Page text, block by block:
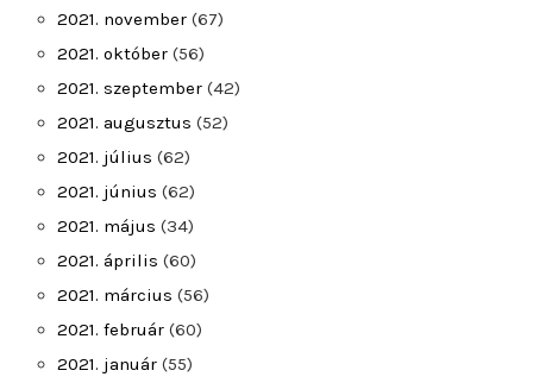
2021. november (67)
2021. október (56)
2021. szeptember (42)
2021. augusztus (52)
2021. július (62)
2021. június (62)
2021. május (34)
2021. április (60)
2021. március (56)
2021. február (60)
2021. január (55)